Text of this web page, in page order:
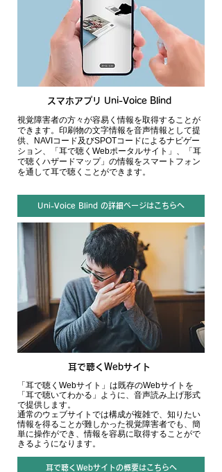
スマホアプリ Uni-Voice Blind
視覚障害者の方々が容易く情報を取得することが
できます。 印刷物の文字情報を音声情報として提
供、NAVIコード及びSPOTコードによるナビゲー
ション、「耳で聴くWebポータルサイト」​、「耳
で聴くハザードマップ」の情報をスマートフォン
を通して耳で聴くことができます。
Uni-Voice Blind の詳細ページはこちらへ
耳で聴くWebサイト
「耳で聴くWebサイト」は既存のWebサイトを
「耳で聴いてわかる」ように、音声読み上げ形式
で提供します。
通常のウェブサイトでは構成が複雑で、知りたい
情報を得ることが難しかった視覚障害者でも、簡
単に操作ができ、情報を容易に取得することがで
きるようになります。
耳で聴くWebサイトの概要はこちらへ